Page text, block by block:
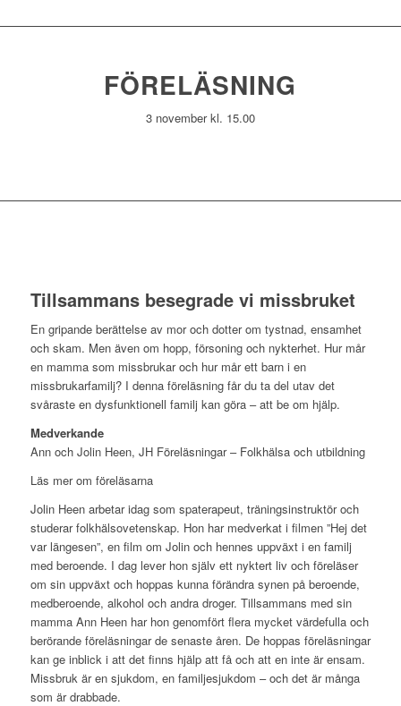
FÖRELÄSNING
3 november kl. 15.00
Tillsammans besegrade vi missbruket
En gripande berättelse av mor och dotter om tystnad, ensamhet
och skam. Men även om hopp, försoning och nykterhet. Hur mår
en mamma som missbrukar och hur mår ett barn i en
missbrukarfamilj? I denna föreläsning får du ta del utav det
svåraste en dysfunktionell familj kan göra – att be om hjälp.
Medverkande
Ann och Jolin Heen, JH Föreläsningar – Folkhälsa och utbildning
Läs mer om föreläsarna
Jolin Heen arbetar idag som spaterapeut, träningsinstruktör och
studerar folkhälsovetenskap. Hon har medverkat i filmen ”Hej det
var längesen”, en film om Jolin och hennes uppväxt i en familj
med beroende. I dag lever hon själv ett nyktert liv och föreläser
om sin uppväxt och hoppas kunna förändra synen på beroende,
medberoende, alkohol och andra droger. Tillsammans med sin
mamma Ann Heen har hon genomfört flera mycket värdefulla och
berörande föreläsningar de senaste åren. De hoppas föreläsningar
kan ge inblick i att det finns hjälp att få och att en inte är ensam.
Missbruk är en sjukdom, en familjesjukdom – och det är många
som är drabbade.